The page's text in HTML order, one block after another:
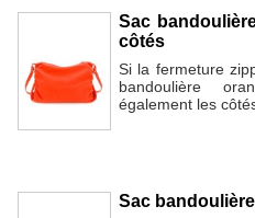
Sac
côtés
Si la fermeture
bandoulière
également les
Sac